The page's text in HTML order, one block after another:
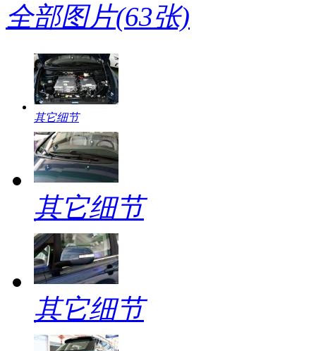
全部图片(63张)
其它细节
其它细节
其它细节